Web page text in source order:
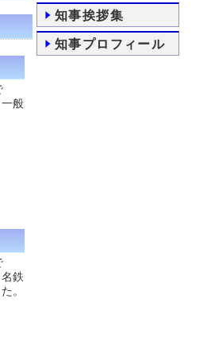
般
鉄
。
知事挨拶集
知事プロフィール